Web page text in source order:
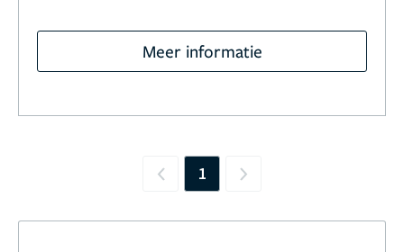
Meer informatie
Previous
1 Next